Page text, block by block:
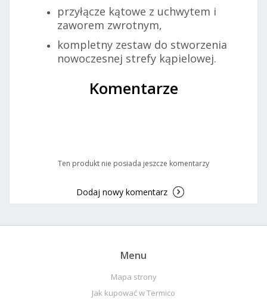
przyłącze kątowe z uchwytem i
zaworem zwrotnym,
kompletny zestaw do stworzenia
nowoczesnej strefy kąpielowej.
Komentarze
Ten produkt nie posiada jeszcze komentarzy
Dodaj nowy komentarz
Menu
Mapa strony
Jak kupować w Termico